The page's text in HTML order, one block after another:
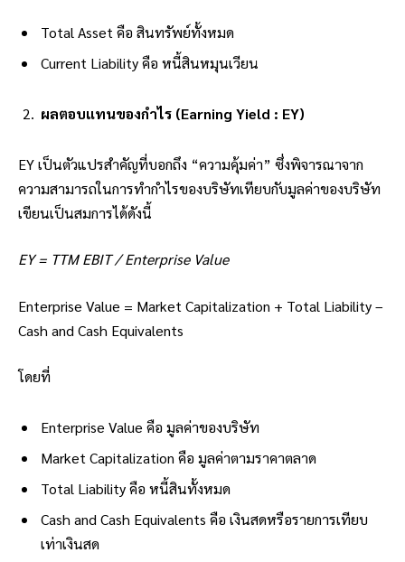
Total Asset คือ สินทรัพย์ทั้งหมด
Current Liability คือ หนี้สินหมุนเวียน
ผลตอบแทนของกำไร (Earning Yield : EY)
EY เป็นตัวแปรสำคัญที่บอกถึง “ความคุ้มค่า” ซึ่งพิจารณาจาก
ความสามารถในการทำกำไรของบริษัทเทียบกับมูลค่าของบริษัท
เขียนเป็นสมการได้ดังนี้
EY = TTM EBIT / Enterprise Value
Enterprise Value = Market Capitalization + Total Liability –
Cash and Cash Equivalents
โดยที่
Enterprise Value คือ มูลค่าของบริษัท
Market Capitalization คือ มูลค่าตามราคาตลาด
Total Liability คือ หนี้สินทั้งหมด
Cash and Cash Equivalents คือ เงินสดหรือรายการเทียบ
เท่าเงินสด